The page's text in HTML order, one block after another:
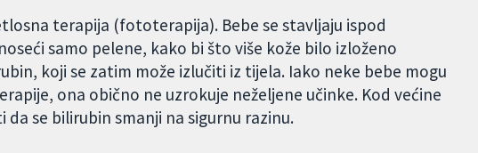
terapija (fototerapija). Bebe se stavljaju ispod
samo pelene, kako bi što više kože bilo izloženo
koji se zatim može izlučiti iz tijela. Iako neke bebe mogu
ona obično ne uzrokuje neželjene učinke. Kod većine
se bilirubin smanji na sigurnu razinu.